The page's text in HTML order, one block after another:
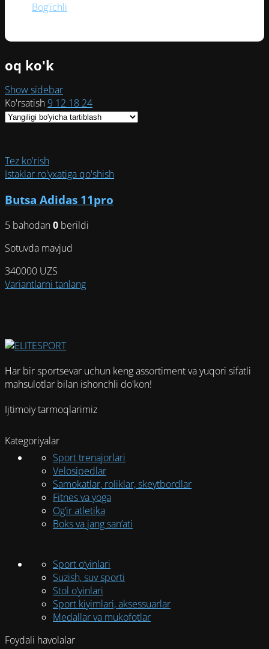
Bog'ichli
oq ko'k
Show sidebar
Ko'rsatish9 12 18 24
Tez ko'rish
Istaklar ro'yxatiga qo'shish
Butsa Adidas 11pro
5 bahodan0 berildi
Sotuvda mavjud
340000 UZS
Variantlarni tanlangЭтот
выбрать
на
странице
товара.
Har bir sportsevar uchun keng assortiment va yuqori sifatli
mahsulotlar bilan ishonchli do'kon!
Ijtimoiy tarmoqlarimiz
Kategoriyalar
Sport trenajorlari
Velosipedlar
Samokatlar, roliklar, skeytbordlar
Fitnes va yoga
Og’ir atletika
Boks va jang san’ati
Sport o‘yinlari
Suzish, suv sporti
Stol o‘yinlari
Sport kiyimlari, aksessuarlar
Medallar va mukofotlar
Foydali havolalar